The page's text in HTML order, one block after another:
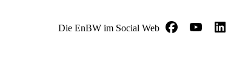
Die EnBW im Social Web